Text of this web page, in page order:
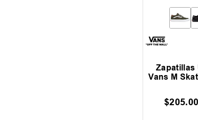
Zapatillas
Vans M
$205.